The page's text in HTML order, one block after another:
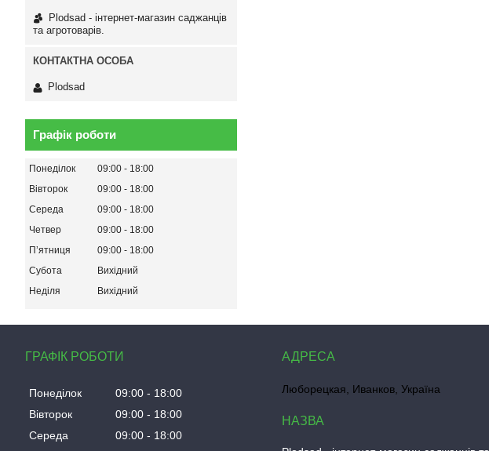
Plodsad - інтернет-магазин саджанців
та агротоварів.
Plodsad
Графік роботи
Понеділок 09:00
18:00
Вівторок
09:00
18:00
Середа
09:00
18:00
Четвер
09:00
18:00
Пʼятниця
09:00
18:00
Субота
Вихідний
Неділя
Вихідний
ГРАФІК РОБОТИ
Понеділок 09:00
18:00
Вівторок
09:00
18:00
Середа
09:00
18:00
Люборецкая, Иванков, Україна